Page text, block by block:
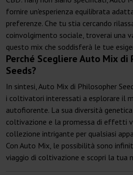
fornire un'esperienza equilibrata
preferenze. Che tu stia cercando
coinvolgimento sociale, troverai una
questo mix che soddisferà le tue
Perché Scegliere Auto Mix di
Seeds?
In sintesi, Auto Mix di Philosopher
i coltivatori interessati a esplorare il
autofiorente. La sua diversità
coltivazione e la promessa di effetti
collezione intrigante per qualsiasi
Con Auto Mix, le possibilità sono
viaggio di coltivazione e scopri la tua